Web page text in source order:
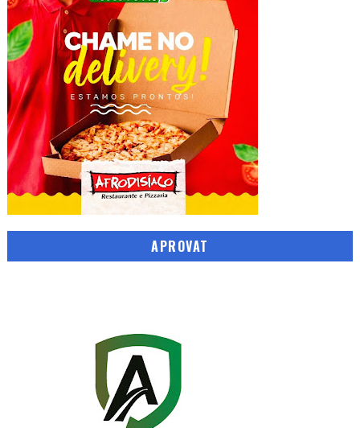
APROVAT